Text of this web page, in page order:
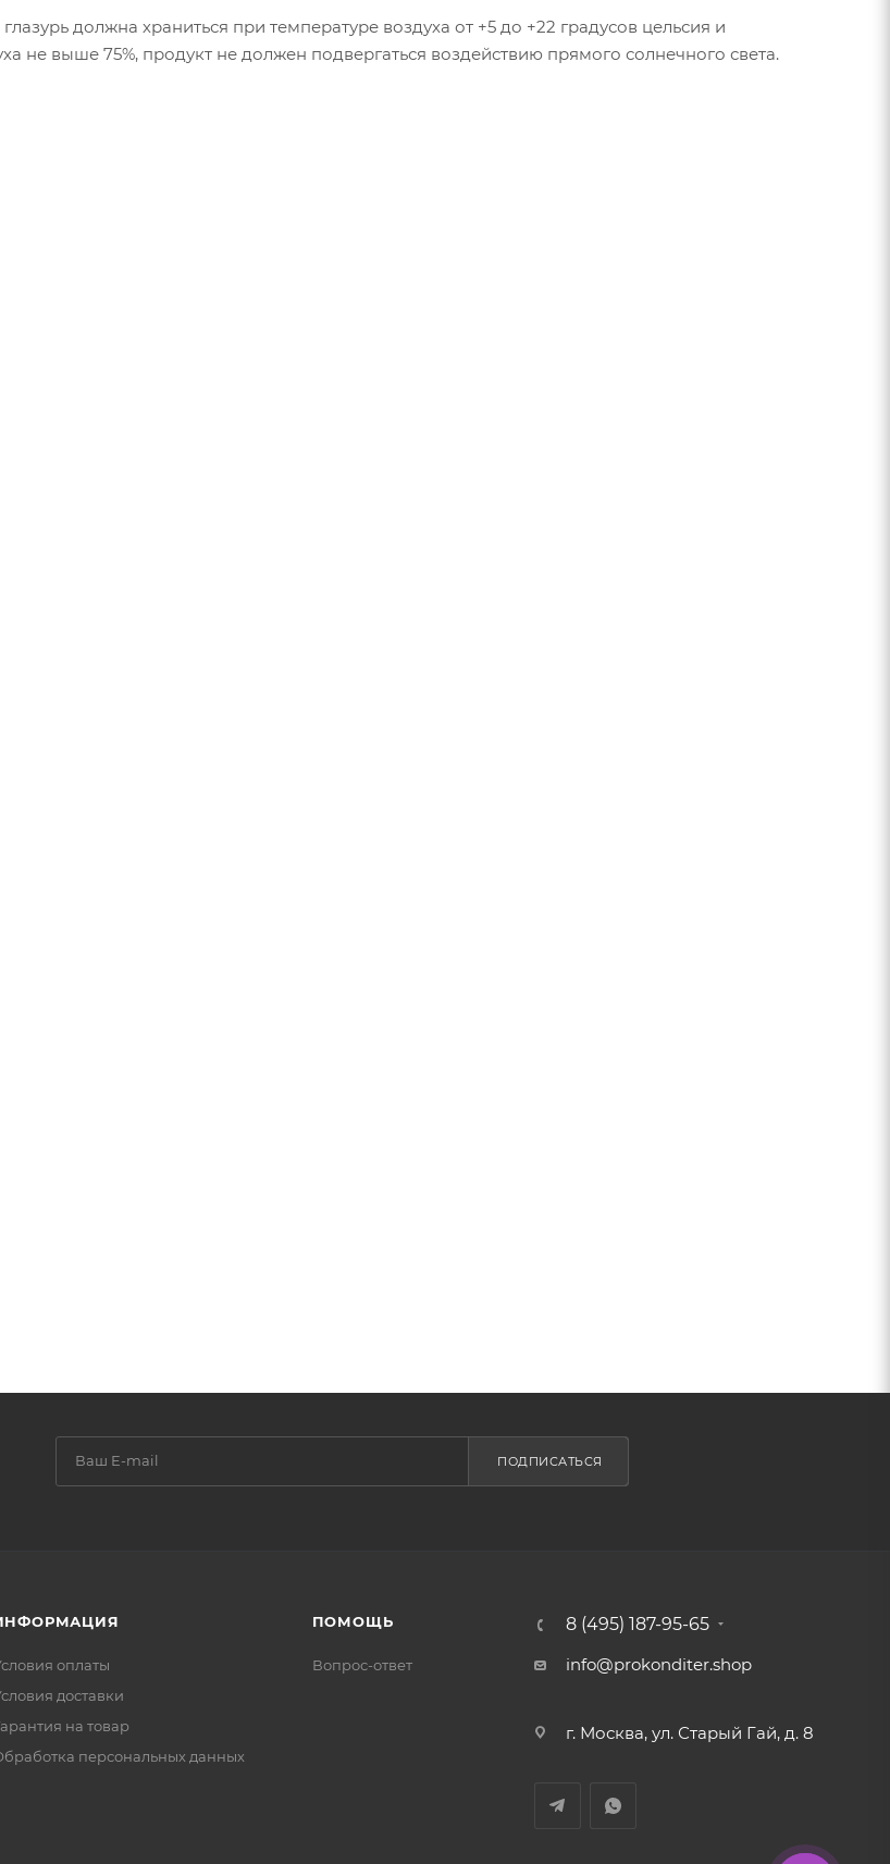
должна храниться при температуре воздуха от +5 до +22 градусов цельсия и
не выше 75%, продукт не должен подвергаться воздействию прямого солнечного света.
ПОДПИСАТЬСЯ
оплаты
доставки
на товар
персональных данных
ПОМОЩЬ
Вопрос-ответ
8 (495) 187-95-65
info@prokonditer.shop
г. Москва, ул. Старый Гай, д. 8